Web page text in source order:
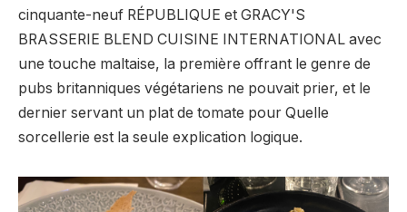
cinquante-neuf RÉPUBLIQUE et GRACY'S
BRASSERIE BLEND CUISINE INTERNATIONAL avec
une touche maltaise, la première offrant le genre de
pubs britanniques végétariens ne pouvait prier, et le
dernier servant un plat de tomate pour Quelle
sorcellerie est la seule explication logique.